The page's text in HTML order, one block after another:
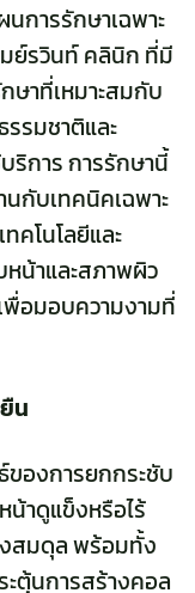
นการรักษาเฉพาะ
ย์รวินท์ คลินิก ที่มี
ษาที่เหมาะสมกับ
รมชาติและ
การ การรักษานี้
กับเทคนิคเฉพาะ
คโนโลยีและ
น้าและสภาพผิว
พื่อมอบความงามที่
น
องการยกกระชับ
น้าดูแข็งหรือไร้
สมดุล พร้อมทั้ง
ตุ้นการสร้างคอล